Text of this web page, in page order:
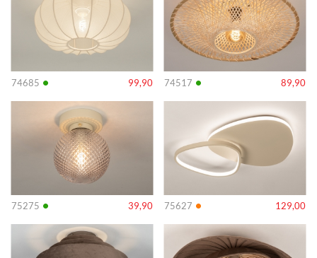
74685 • 99,90 74517 • 89,90
75275 • 39,90
Info
75627 • 129,00
Info
Info Info